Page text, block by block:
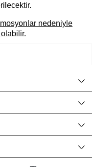
nedeniyle
/ Rodyum Cilalı, Siyah , Mat